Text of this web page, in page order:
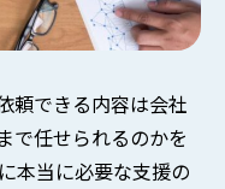
頼できる内容は会社
で任せられるのかを
本当に必要な支援の